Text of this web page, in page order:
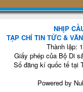
NHỊP
TẠP CHÍ TIN TỨC &
Thành lập:
Giấy phép của Bộ Di
Số đăng kí quốc tế tại
Powered by